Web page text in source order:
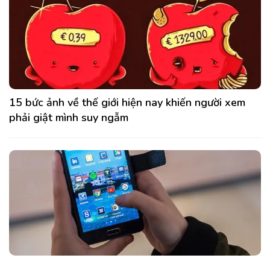
15 bức ảnh về thế giới hiện nay khiến người xem
phải giật mình suy ngẫm